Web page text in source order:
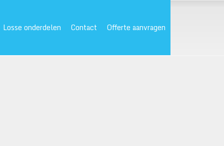
Losse onderdelen Contact Offerte aanvragen